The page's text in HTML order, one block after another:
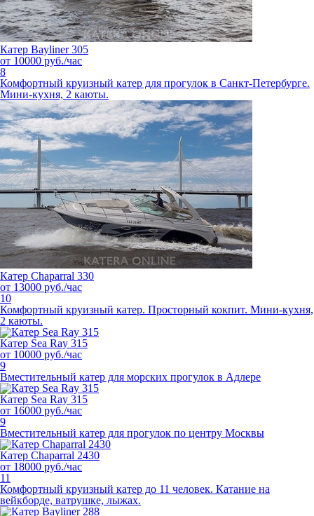
Катер Bayliner 305
от 10000 руб./час
8
Комфортный круизный катер для прогулок в Санкт-Петербурге.
Мини-кухня, 2 каюты.
Катер Chaparral 330
от 13000 руб./час
10
Комфортный круизный катер. Просторный кокпит. Мини-кухня,
2 каюты.
Катер Sea Ray 315
от 10000 руб./час
9
Вместительный катер для морских прогулок в Адлере
Катер Sea Ray 315
от 16000 руб./час
9
Вместительный катер для прогулок по центру Москвы
Катер Chaparral 2430
от 18000 руб./час
11
Комфортный круизный катер до 11 человек. Катание на
вейкборде, ватрушке, лыжах.